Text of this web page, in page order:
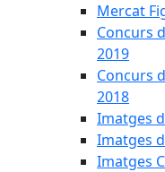
Mercat
Concurs
2019
Concurs
2018
Imatges
Imatges
Imatges